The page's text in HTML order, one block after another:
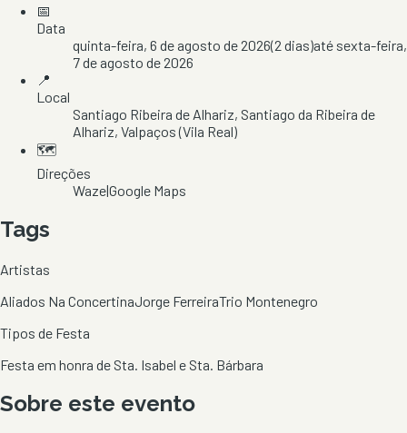
📅
Data
quinta-feira, 6 de agosto de 2026(2 dias)até sexta-feira,
7 de agosto de 2026
📍
Local
Santiago Ribeira de Alhariz, Santiago da Ribeira de
Alhariz, Valpaços(Vila Real)
🗺️
Direções
Waze|Google Maps
Tags
Artistas
Aliados Na ConcertinaJorge FerreiraTrio Montenegro
Tipos de Festa
Festa em honra de Sta. Isabel e Sta. Bárbara
Sobre este evento